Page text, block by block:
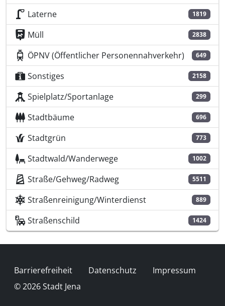
Laterne 1819
Müll 2838
ÖPNV (Öffentlicher Personennahverkehr) 649
Sonstiges 2158
Spielplatz/Sportanlage 299
Stadtbäume 696
Stadtgrün 773
Stadtwald/Wanderwege 1002
Straße/Gehweg/Radweg 5511
Straßenreinigung/Winterdienst 889
Straßenschild 1424
Fußzeile
Barrierefreiheit Datenschutz
Impressum
© 2026 Stadt Jena